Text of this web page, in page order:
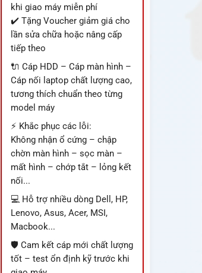
khi giao máy miễn phí
✔️ Tặng Voucher giảm giá cho
lần sửa chữa hoặc nâng cấp
tiếp theo
🔌 Cáp HDD – Cáp màn hình –
Cáp nối laptop chất lượng cao,
tương thích chuẩn theo từng
model máy
⚡ Khắc phục các lỗi:
Không nhận ổ cứng – chập
chờn màn hình – sọc màn –
mất hình – chớp tắt – lỏng kết
nối...
💻 Hỗ trợ nhiều dòng Dell, HP,
Lenovo, Asus, Acer, MSI,
Macbook...
🛡️ Cam kết cáp mới chất lượng
tốt – test ổn định kỹ trước khi